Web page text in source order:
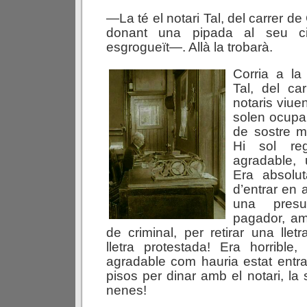
—La té el notari Tal, del carrer
donant una pipada al seu
esgrogueït—. Allà la trobarà.
Corria a la
Tal, del
notaris
solen
de sostre
Hi sol
agradable,
Era
d’entrar en
una
pagador,
de criminal, per retirar una
lletra protestada! Era horrible,
agradable com hauria estat
pisos per dinar amb el notari, la
nenes!